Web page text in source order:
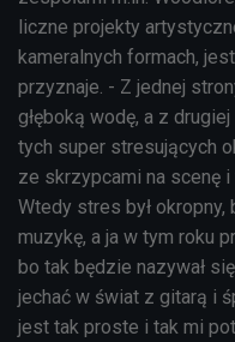
liczne projekty
kameralnych formach,
przyznaje. - Z jednej
głęboką wodę, a z
tych super stresujących
ze skrzypcami na scenę
Wtedy stres był okropny,
muzykę, a ja w tym roku
bo tak będzie nazywał
jechać w świat z gitarą i
jest tak proste i tak mi